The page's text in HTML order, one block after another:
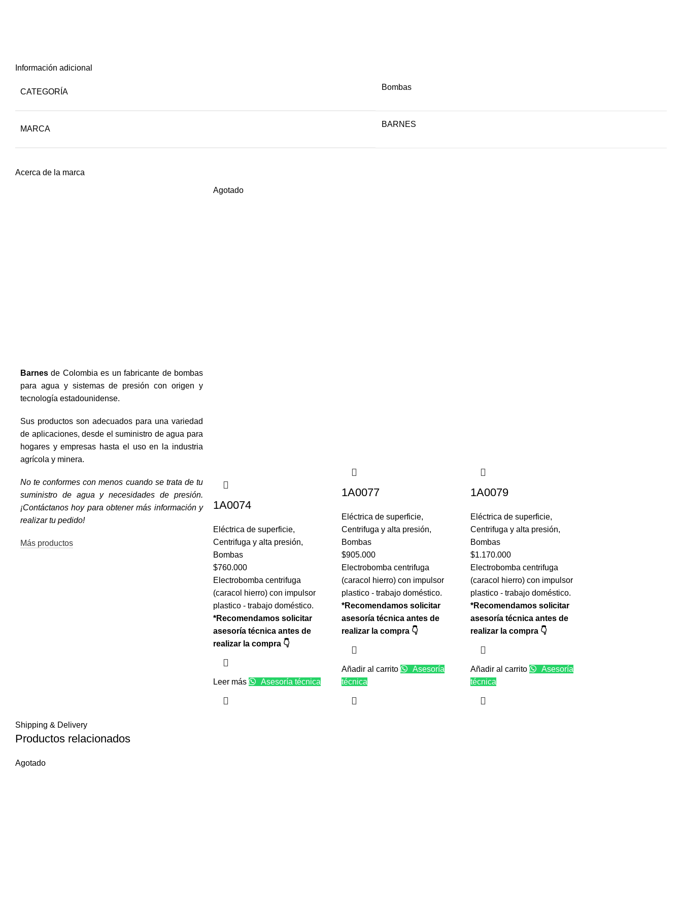
Información adicional
CATEGORÍA
Bombas
MARCA
BARNES
Acerca de la marca
Barnes de Colombia es un fabricante de bombas
para agua y sistemas de presión con origen y
tecnología estadounidense.
Sus productos son adecuados para una variedad
de aplicaciones, desde el suministro de agua para
hogares y empresas hasta el uso en la industria
agrícola y minera.
No te conformes con menos cuando se trata de tu
suministro de agua y necesidades de presión.
¡Contáctanos hoy para obtener más información y
realizar tu pedido!
Más productos
Agotado
1A0074
Eléctrica de superficie,
Centrifuga y alta presión,
Bombas
$760.000
Electrobomba centrifuga
(caracol hierro) con impulsor
plastico - trabajo doméstico.
*Recomendamos solicitar
asesoría técnica antes de
realizar la compra 👇
Leer más Asesoría técnica
1A0077
Eléctrica de superficie,
Centrifuga y alta presión,
Bombas
$905.000
Electrobomba centrifuga
(caracol hierro) con impulsor
plastico - trabajo doméstico.
*Recomendamos solicitar
asesoría técnica antes de
realizar la compra 👇
Añadir al carrito
Asesoría
técnica
1A0079
Eléctrica de superficie,
Centrifuga y alta presión,
Bombas
$1.170.000
Electrobomba centrifuga
(caracol hierro) con impulsor
plastico - trabajo doméstico.
*Recomendamos solicitar
asesoría técnica antes de
realizar la compra 👇
Añadir al carrito
Asesoría
técnica
Shipping & Delivery
Productos relacionados
Agotado